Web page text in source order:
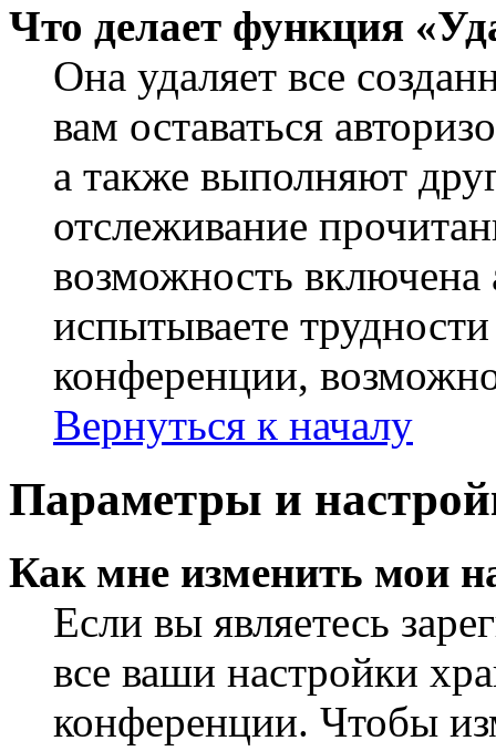
Что делает функция
Она удаляет все
вам оставаться
а также выполняют
отслеживание
возможность
испытываете
конференции,
Вернуться к началу
Параметры и
Как мне изменить мои
Если вы являетесь
все ваши настройки
конференции. Чтобы